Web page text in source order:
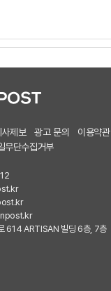
사제보 광고 문의 이용약관
무단수집거부
614 ARTISAN 빌딩 6층, 7층